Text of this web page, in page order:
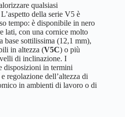
qualsiasi
della serie V5 è
tempo: è disponibile in nero
lati, con una cornice molto
base sottilissima (12,1 mm),
in altezza (V5C) o più
di inclinazione. I
disposizioni in termini
regolazione dell’altezza di
in ambienti di lavoro o di